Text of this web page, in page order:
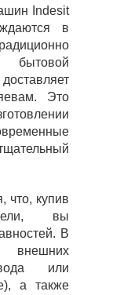
Indesit
в
бытовой
Это
что, купив
вы
В
внешних
или
а также